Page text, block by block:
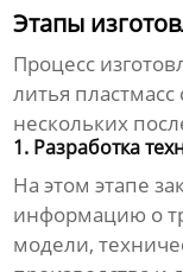
Этапы
Процесс
литья
нескольких
1. Разработка
На этом этапе
информацию о
модели,